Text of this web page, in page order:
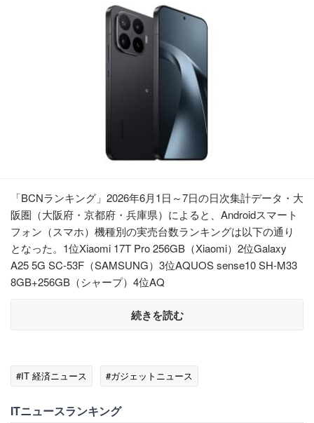
「BCNランキング」2026年6月1日～7日の日次集計データ・大
阪圏（大阪府・京都府・兵庫県）によると、Androidスマート
フォン（スマホ）機種別の実売台数ランキングは以下の通り
となった。1位Xiaomi 17T Pro 256GB（Xiaomi）2位Galaxy
A25 5G SC-53F（SAMSUNG）3位AQUOS sense10 SH-M33
8GB+256GB（シャープ）4位AQ
続きを読む
#IT 経済ニュース #ガジェットニュース
ITニュースランキング